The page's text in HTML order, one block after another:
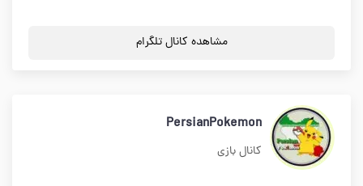
مشاهده کانال تلگرام
PersianPokemon
کانال بازی